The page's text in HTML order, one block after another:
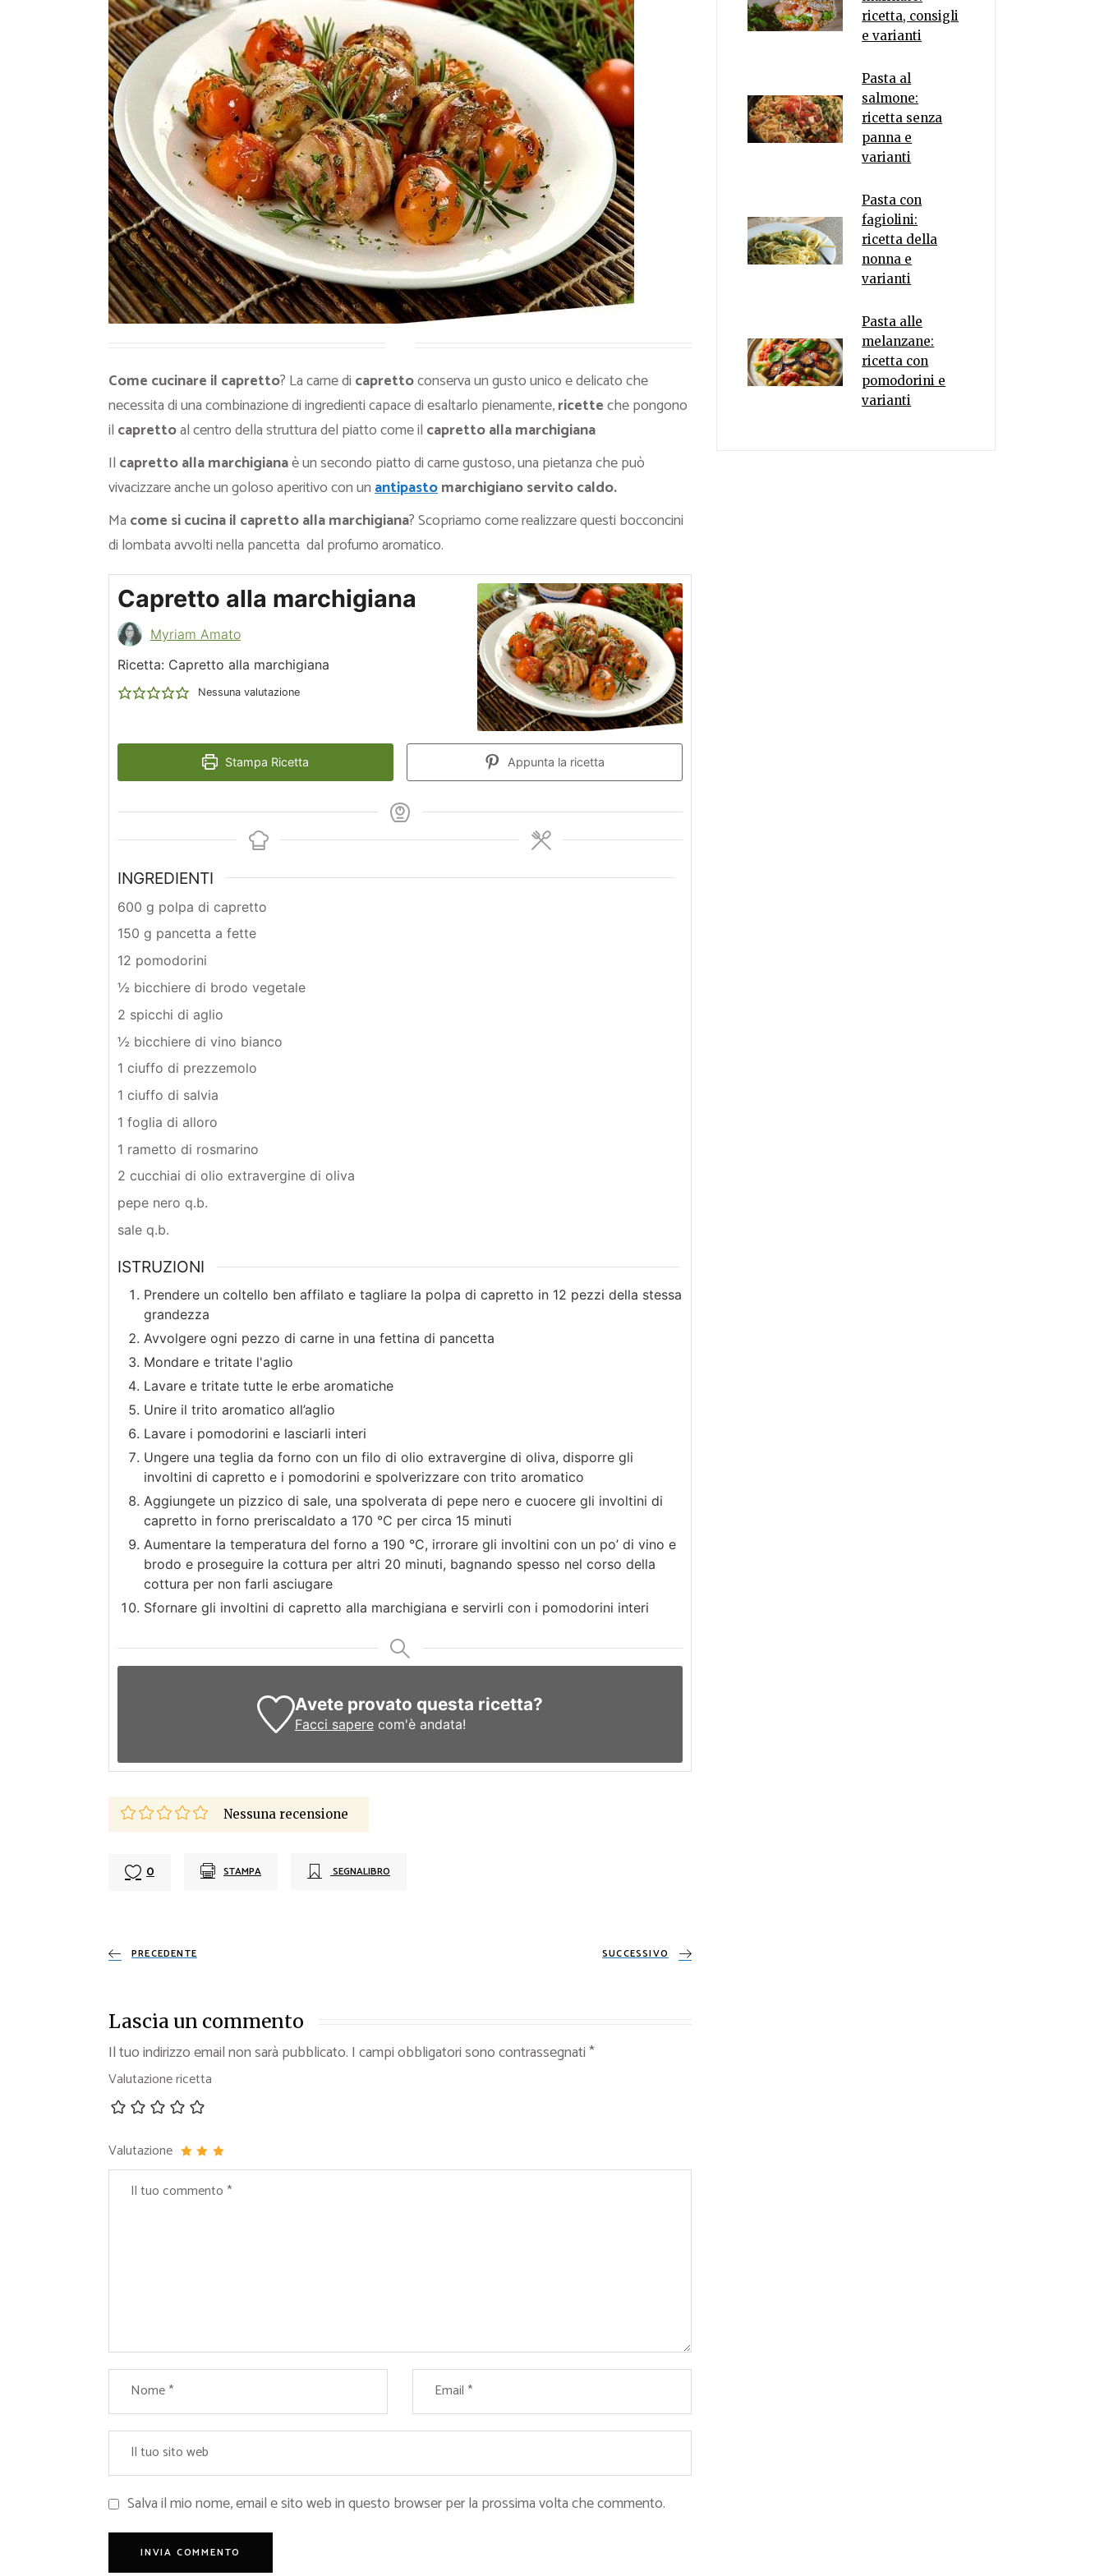
Ricette Piatti unici
Ricette Pesce
Video Ricette
Ricette per Ingrediente
Come cucinare il capretto? La carne di caprettoconserva un gusto unico e delicato che
necessita di una combinazione di ingredienti capace di esaltarlo pienamente,ricetteche pongono
il caprettoal centro della struttura del piatto come il capretto alla marchigiana
Il capretto alla marchigianaè un secondo piatto di carne gustoso, una pietanza che può
vivacizzare anche un goloso aperitivo con unantipastomarchigiano servito caldo.
Ma come si cucina il capretto alla marchigiana? Scopriamo come realizzare questi bocconcini
di lombata avvolti nella pancetta dal profumo aromatico.
Capretto alla marchigiana
Myriam Amato
Ricetta: Capretto alla marchigiana
Nessuna valutazione
Stampa Ricetta Appunta la ricetta
INGREDIENTI
600 g polpa di capretto
150 g pancetta a fette
12 pomodorini
½ bicchiere di brodo vegetale
2 spicchi di aglio
½ bicchiere di vino bianco
1 ciuffo di prezzemolo
1 ciuffo di salvia
1 foglia di alloro
1 rametto di rosmarino
2 cucchiai di olio extravergine di oliva
pepe nero q.b.
sale q.b.
ISTRUZIONI
Prendere un coltello ben affilato e tagliare la polpa di capretto in 12 pezzi della stessa
grandezza
Avvolgere ogni pezzo di carne in una fettina di pancetta
Mondare e tritate l'aglio
Lavare e tritate tutte le erbe aromatiche
Unire il trito aromatico all’aglio
Lavare i pomodorini e lasciarli interi
Ungere una teglia da forno con un filo di olio extravergine di oliva, disporre gli
involtini di capretto e i pomodorini e spolverizzare con trito aromatico
Aggiungete un pizzico di sale, una spolverata di pepe nero e cuocere gli involtini di
capretto in forno preriscaldato a 170 °C per circa 15 minuti
Aumentare la temperatura del forno a 190 °C, irrorare gli involtini con un po’ di vino e
brodo e proseguire la cottura per altri 20 minuti, bagnando spesso nel corso della
cottura per non farli asciugare
Sfornare gli involtini di capretto alla marchigiana e servirli con i pomodorini interi
Avete provato questa ricetta?
Facci saperecom'è andata!
Nessuna recensione
0 STAMPA SEGNALIBRO
PRECEDENTE SUCCESSIVO
Lascia un commento
Il tuo indirizzo email non sarà pubblicato. I campi obbligatori sono contrassegnati*
Valutazione ricetta
Valutazione
Salva il mio nome, email e sito web in questo browser per la prossima volta che commento.
ricetta, consigli
e varianti
Pasta al
salmone:
ricetta senza
panna e
varianti
Pasta con
fagiolini:
ricetta della
nonna e
varianti
Pasta alle
melanzane:
ricetta con
pomodorini e
varianti